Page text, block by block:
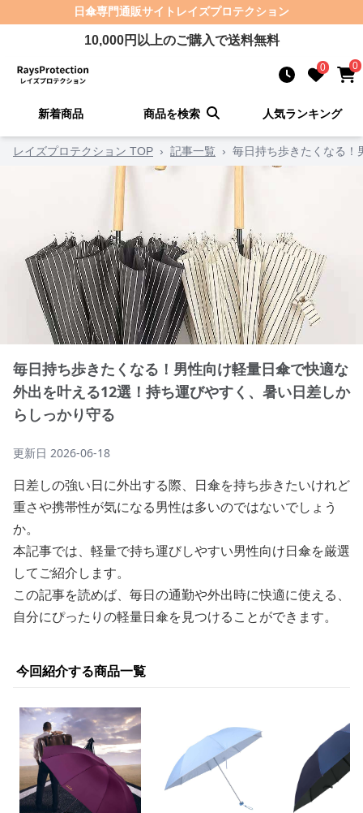
日傘専門通販サイト レイズプロテクション
10,000円以上のご購入で送料無料
0 0
新着商品 商品を検索 人気ランキング
レイズプロテクション TOP › 記事一覧 › 毎日持ち歩きたくなる！
毎日持ち歩きたくなる！男性向け軽量日傘で快適な
外出を叶える12選！持ち運びやすく、暑い日差しか
らしっかり守る
更新日 2026-06-18
日差しの強い日に外出する際、日傘を持ち歩きたいけれど
重さや携帯性が気になる男性は多いのではないでしょう
か。
本記事では、軽量で持ち運びしやすい男性向け日傘を厳選
してご紹介します。
この記事を読めば、毎日の通勤や外出時に快適に使える、
自分にぴったりの軽量日傘を見つけることができます。
今回紹介する商品一覧